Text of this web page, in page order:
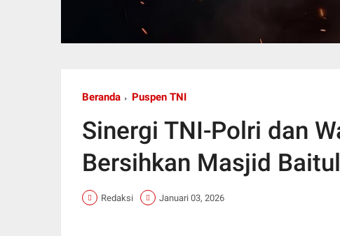
Beranda Puspen TNI
Sinergi TNI-Polri dan
Bersihkan Masjid
Redaksi Januari 03, 2026